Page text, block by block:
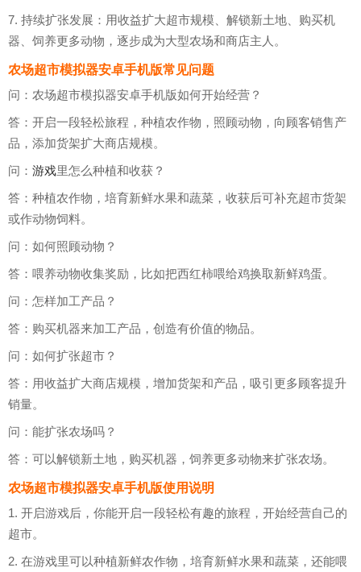
7. 持续扩张发展：用收益扩大超市规模、解锁新土地、购买机
器、饲养更多动物，逐步成为大型农场和商店主人。
农场超市模拟器安卓手机版常见问题
问：农场超市模拟器安卓手机版如何开始经营？
答：开启一段轻松旅程，种植农作物，照顾动物，向顾客销售产
品，添加货架扩大商店规模。
问： 游戏里怎么种植和收获？
答：种植农作物，培育新鲜水果和蔬菜，收获后可补充超市货架
或作动物饲料。
问：如何照顾动物？
答：喂养动物收集奖励，比如把西红柿喂给鸡换取新鲜鸡蛋。
问：怎样加工产品？
答：购买机器来加工产品，创造有价值的物品。
问：如何扩张超市？
答：用收益扩大商店规模，增加货架和产品，吸引更多顾客提升
销量。
问：能扩张农场吗？
答：可以解锁新土地，购买机器，饲养更多动物来扩张农场。
农场超市模拟器安卓手机版使用说明
1. 开启游戏后，你能开启一段轻松有趣的旅程，开始经营自己的
超市。
2. 在游戏里可以种植新鲜农作物，培育新鲜水果和蔬菜，还能喂